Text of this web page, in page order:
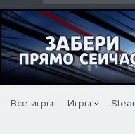
Все игры Игры